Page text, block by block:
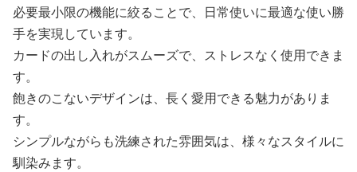
必要最小限の機能に絞ることで、日常使いに最適な使い勝
手を実現しています。
カードの出し入れがスムーズで、ストレスなく使用できま
す。
飽きのこないデザインは、長く愛用できる魅力がありま
す。
シンプルながらも洗練された雰囲気は、様々なスタイルに
馴染みます。